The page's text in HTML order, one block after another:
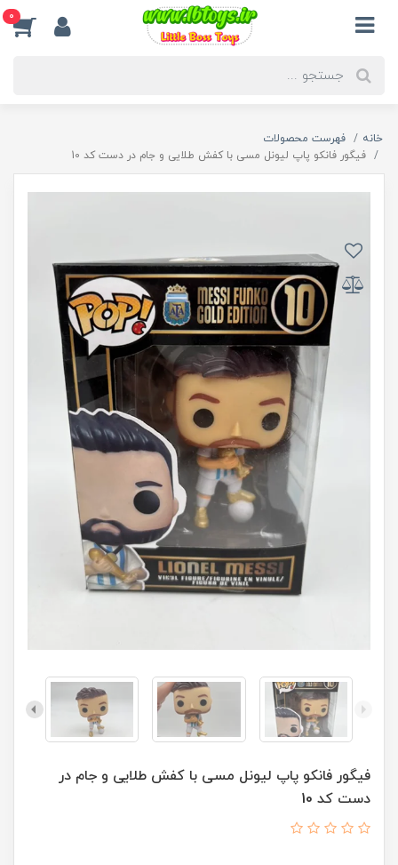
0
خانه
فهرست محصولات
فیگور فانکو پاپ لیونل مسی با کفش طلایی و جام در دست کد 10
فیگور فانکو پاپ لیونل مسی با کفش طلایی و جام در
دست کد 10